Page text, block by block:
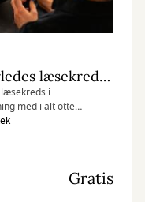
Mellemrummet - en anderledes læsekreds (tirsdagshold)
i
med i alt otte
Gratis